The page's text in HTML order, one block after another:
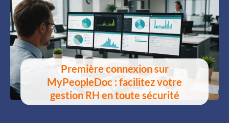
Première connexion sur
MyPeopleDoc : facilitez votre
gestion RH en toute sécurité